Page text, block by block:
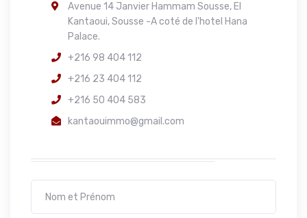
Avenue 14 Janvier Hammam Sousse, El
Kantaoui, Sousse -A coté de l'hotel Hana
Palace.
+216 98 404 112
+216 23 404 112
+216 50 404 583
kantaouimmo@gmail.com